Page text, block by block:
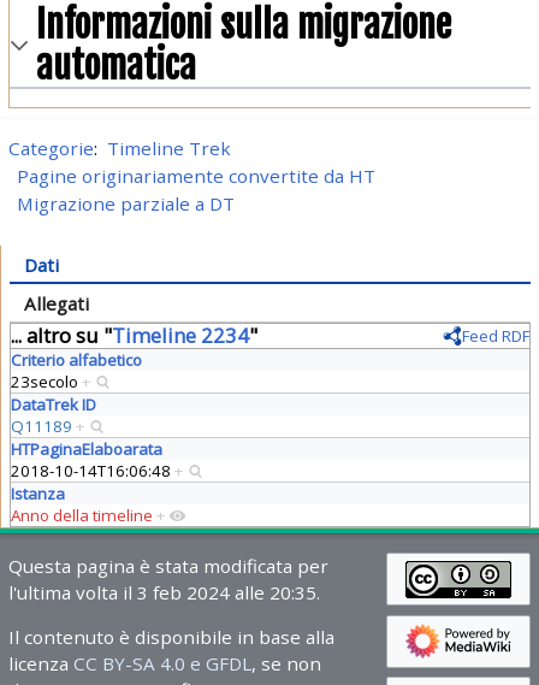
Informazioni sulla migrazione
automatica
Categorie: Timeline Trek
Pagine originariamente convertite da HT
Migrazione parziale a DT
Dati
Allegati
... altro su "Timeline 2234"
Feed RDF
Criterio alfabetico
23secolo +
DataTrek ID
Q11189 +
HTPaginaElaboarata
2018-10-14T16:06:48 +
Istanza
Anno della timeline +
Questa pagina è stata modificata per
l'ultima volta il 3 feb 2024 alle 20:35.
Il contenuto è disponibile in base alla
licenza CC BY-SA 4.0 e GFDL, se non